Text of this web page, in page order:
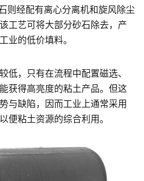
则经配有离心分离机和旋风除尘
工艺可将大部分砂石除去，产
业的低价填料。
，只有在流程中配置磁选、
获得高亮度的粘土产品。但这
与缺陷，因而工业上通常采用
便粘土资源的综合利用。